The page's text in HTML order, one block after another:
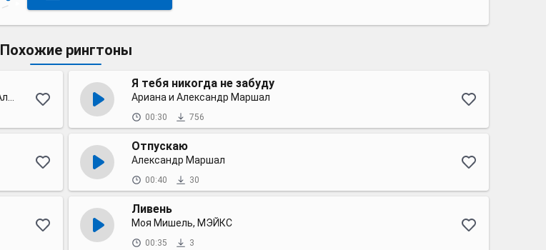
Похожие рингтоны
Я тебя никогда не забуду
Ариана и Александр Маршал
00:30 756
Отпускаю
Александр Маршал
00:40 30
Ливень
Моя Мишель, МЭЙКС
00:35 3